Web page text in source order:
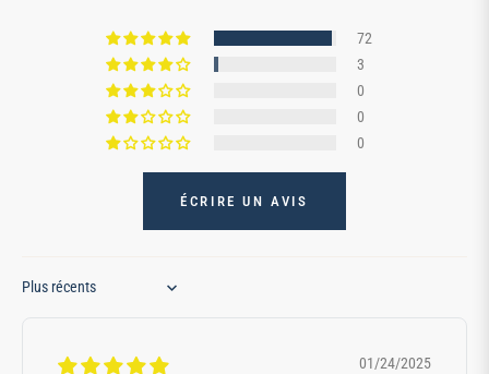
72
3
0
0
0
ÉCRIRE UN AVIS
Sort by
01/24/2025